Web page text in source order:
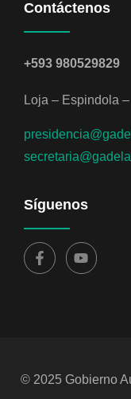
Contáctenos
+593 980529829
Loja – Espindola
Síguenos
© 2025 Gobierno